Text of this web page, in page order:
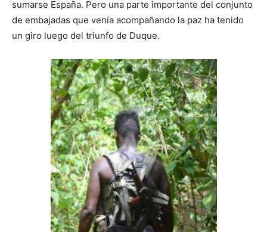
sumarse España. Pero una parte importante del conjunto
de embajadas que venía acompañando la paz ha tenido
un giro luego del triunfo de Duque.